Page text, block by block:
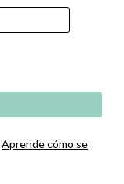
Aprende cómo se